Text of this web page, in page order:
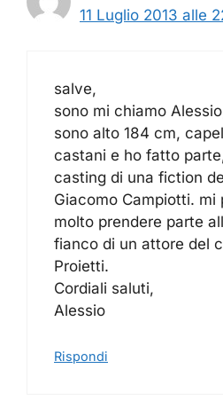
11 Luglio 2013 alle
salve,
sono mi chiamo
sono alto 184 cm,
castani e ho fatto
casting di una fiction
Giacomo Campiotti. mi
molto prendere parte
fianco di un attore del
Proietti.
Cordiali saluti,
Alessio
Rispondi